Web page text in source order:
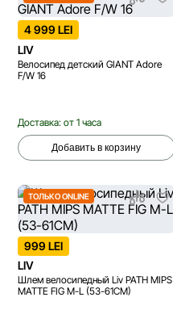
4 999 LEI
LIV
Велосипед детский GIANT Adore
F/W 16
Доставка: от 1 часа
Добавить в корзину
ТОЛЬКО ONLINE
999 LEI
LIV
Шлем велосипедный Liv PATH MIPS
MATTE FIG M-L (53-61CM)